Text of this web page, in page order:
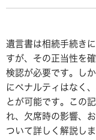
遺言書は相続手続き
すが、その正当性を
検認が必要です。し
にペナルティはなく
とが可能です。この
れ、欠席時の影響、
ついて詳しく解説しま